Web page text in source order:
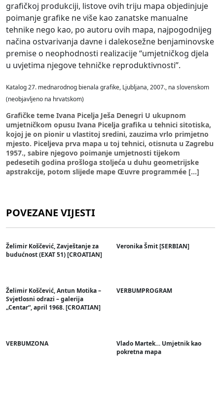
grafičkoj produkciji, listove ovih triju mapa objedinjuje
poimanje grafike ne više kao zanatske manualne
tehnike nego kao, po autoru ovih mapa, najpogodnijeg
načina ostvarivanja davne i dalekosežne benjaminovske
premise o neophodnosti realizacije “umjetničkog djela
u uvjetima njegove tehničke reproduktivnosti”.
Katalog 27. mednarodnog bienala grafike, Ljubljana, 2007., na slovenskom
(neobjavljeno na hrvatskom)
Grafičke teme Ivana Picelja Ješa Denegri U ukupnom
umjetničkom opusu Ivana Picelja grafika u tehnici sitotiska,
kojoj je on pionir u vlastitoj sredini, zauzima vrlo primjetno
mjesto. Piceljeva prva mapa u toj tehnici, otisnuta u Zagrebu
1957., sabire njegovo poimanje umjetnosti tijekom
pedesetih godina prošloga stoljeća u duhu geometrijske
apstrakcije, potom slijede mape Œuvre programmée […]
POVEZANE VIJESTI
Želimir Koščević, Zavještanje za
budućnost (EXAT 51) [CROATIAN]
Veronika Šmit [SERBIAN]
Želimir Koščević, Antun Motika –
Svjetlosni odrazi – galerija
„Centar“, april 1968. [CROATIAN]
VERBUMPROGRAM
VERBUMZONA
Vlado Martek… Umjetnik kao
pokretna mapa